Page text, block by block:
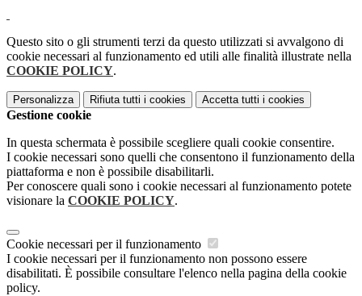
Questo sito o gli strumenti terzi da questo utilizzati si avvalgono di
cookie necessari al funzionamento ed utili alle finalità illustrate nella
COOKIE POLICY.
Personalizza Rifiuta tutti i cookies Accetta tutti i cookies
Gestione cookie
In questa schermata è possibile scegliere quali cookie consentire.
I cookie necessari sono quelli che consentono il funzionamento della
piattaforma e non è possibile disabilitarli.
Per conoscere quali sono i cookie necessari al funzionamento potete
visionare la COOKIE POLICY.
Cookie necessari per il funzionamento
I cookie necessari per il funzionamento non possono essere
disabilitati. È possibile consultare l'elenco nella pagina della cookie
policy.